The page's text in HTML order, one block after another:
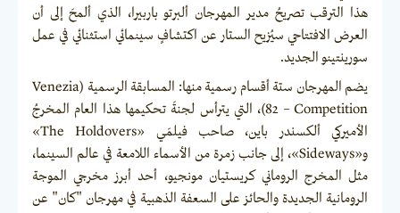
هذا الترقب تصريحُ مدير المهرجان ألبرتو باربيرا، الذي ألمحَ إلى أن
العرض الافتتاحي سيُزيح الستار عن اكتشافٍ سينمائي استثنائي في عمل
سورينتينو الجديد.
يضم المهرجان ستة أقسام رسمية منها: المسابقة الرسمية (Venezia
82 – Competition)، التي يترأس لجنةَ تحكيمها هذا العام المخرجُ
الأميركي ألكسندر باين، صاحب فيلمَي «The Holdovers»
و«Sideways»، إلى جانب زمرة من الأسماء اللامعة في عالم السينما،
مثل المخرج الروماني كريستيان مونجيو، أحد أبرز مخرجي الموجة
الرومانية الجديدة والحائز على السعفة الذهبية في مهرجان "كان" عن